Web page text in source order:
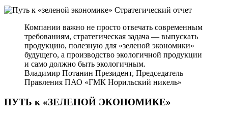
Стратегический отчет
Компании важно не просто отвечать современным
требованиям, стратегическая задача — выпускать
продукцию, полезную для «зеленой экономики»
будущего, а производство экологичной продукции
и само должно быть экологичным.
Владимир Потанин Президент, Председатель
Правления ПАО «ГМК Норильский никель»
ПУТЬ к «ЗЕЛЕНОЙ ЭКОНОМИКЕ»